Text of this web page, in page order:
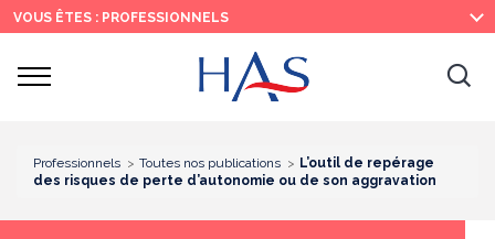
Recherche
Menu
principal
Contenu
principal
VOUS ÊTES : PROFESSIONNELS
Ouvrir
Professionnels Toutes nos publications
L’outil de repérage
des risques de perte d’autonomie ou de son aggravation